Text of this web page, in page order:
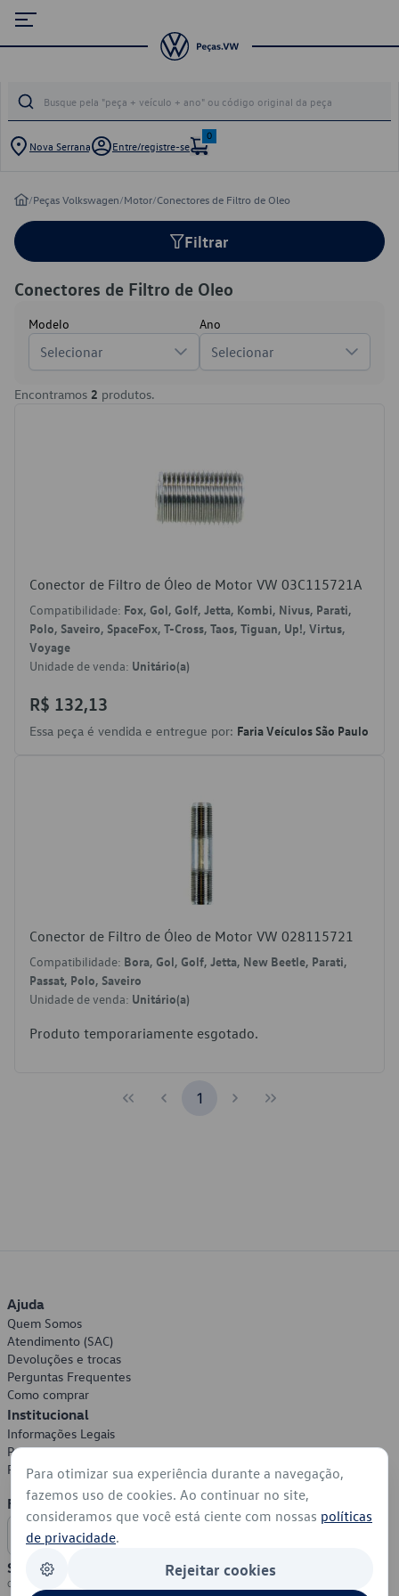
Nova Serrana Entre/registre-se
0
/Peças Volkswagen/Motor/Conectores de Filtro de Oleo
Filtrar
Conectores de Filtro de Oleo
Modelo
Selecionar
Ano
Selecionar
Encontramos 2 produtos.
Conector de Filtro de Óleo de Motor VW 03C115721A
Compatibilidade: Fox, Gol, Golf, Jetta, Kombi, Nivus, Parati,
Polo, Saveiro, SpaceFox, T-Cross, Taos, Tiguan, Up!, Virtus,
Voyage
Unidade de venda: Unitário(a)
R$ 132,13
Essa peça é vendida e entregue por: Faria Veículos São Paulo
Conector de Filtro de Óleo de Motor VW 028115721
Compatibilidade: Bora, Gol, Golf, Jetta, New Beetle, Parati,
Passat, Polo, Saveiro
Unidade de venda: Unitário(a)
Produto temporariamente esgotado.
1
Ajuda
Quem Somos
Atendimento (SAC)
Devoluções e trocas
Perguntas Frequentes
Como comprar
Institucional
Informações Legais
Política de Privacidade
Política de Cookies
Formas de Pagamento
Segurança
Para otimizar sua experiência durante a navegação,
fazemos uso de cookies. Ao continuar no site,
consideramos que você está ciente com nossas políticas
de privacidade.
Rejeitar cookies